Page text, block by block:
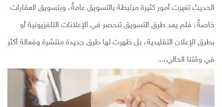
الحديث تغيرت أمور كثيرة مرتبطة بالتسويق عامةً، وبتسويق العقارات
خاصةً، فلم يعد طرق التسويق تنحصر في الإعلانات التلفزيونية أو
بطرق الإعلان التقليدية، بل ظهرت لها طرق جديدة منتشرة وفعالة أكثر
في وقتنا الحالي،...